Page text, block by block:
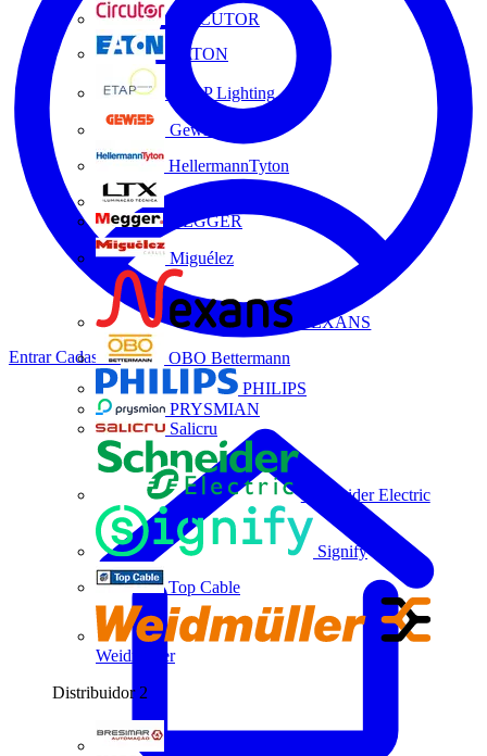
CIRCUTOR
EATON
ETAP Lighting
Gewiss
HellermannTyton
MEGGER
Miguélez
NEXANS
OBO Bettermann
PHILIPS
PRYSMIAN
Salicru
Schneider Electric
Signify
Top Cable
Weidmüller
Distribuidor 2
EntrarCadastrar